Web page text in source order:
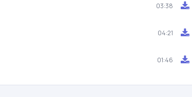
03:38
04:21
01:46